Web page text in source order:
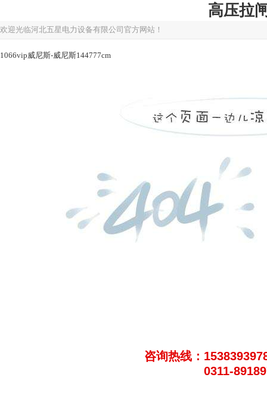
高压拉
欢迎光临河北五星电力设备有限公司官方网站！
1066vip威尼斯-威尼斯144777cm
咨询热线：
0311-